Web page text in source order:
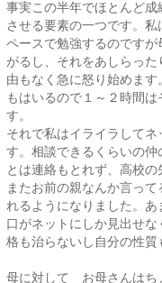
事実この半年でほとんど
させる要素の一つです。
ペースで勉強するのです
がるし、それをあしらっ
由もなく急に怒り始めま
もはいるので１～２時間
す。
それで私はイライラして
す。相談できるくらいの
とは連絡もとれず、高校
またお前の親なんか言っ
れるようになりました。
口がネットにしか見出せ
格も治らないし自分の性質
母に対して お母さんはち